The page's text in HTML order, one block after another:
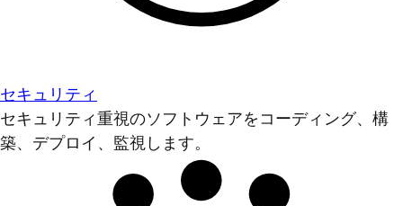
セキュリティ
セキュリティ重視のソフトウェアをコーディング、構
築、デプロイ、監視します。